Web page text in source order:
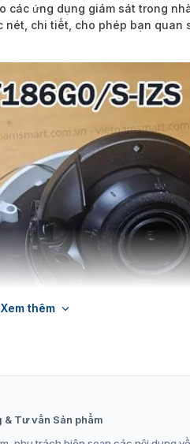
ứng dụng giám sát trong
chi tiết, cho phép bạn quan
Xem thêm
Tư vấn Sản phẩm